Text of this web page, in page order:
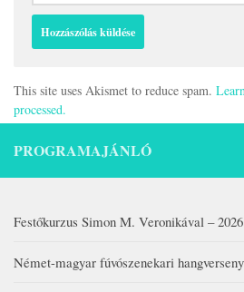
This site uses Akismet to reduce spam.
processed.
PROGRAMAJÁNLÓ
Festőkurzus Simon M. Veronikával –
Német-magyar fúvószenekari